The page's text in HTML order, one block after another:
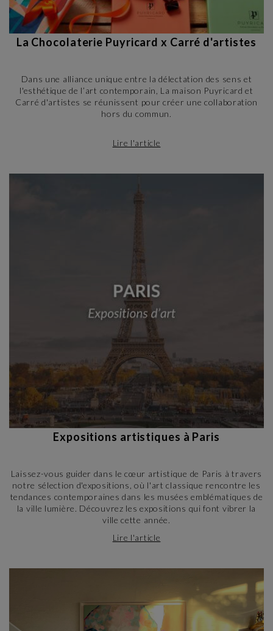
La Chocolaterie Puyricard x Carré d'artistes
Dans une alliance unique entre la délectation des sens et
l'esthétique de l’art contemporain, La maison Puyricard et
Carré d'artistes se réunissent pour créer une collaboration
hors du commun.
Lire l'article
Expositions artistiques à Paris
Laissez-vous guider dans le cœur artistique de Paris à travers
notre sélection d'expositions, où l'art classique rencontre les
tendances contemporaines dans les musées emblématiques de
la ville lumière. Découvrez les expositions qui font vibrer la
ville cette année.
Lire l'article